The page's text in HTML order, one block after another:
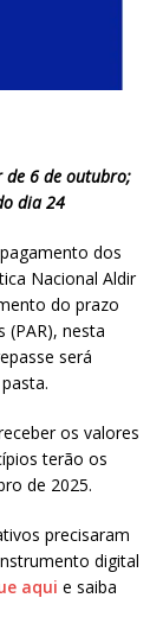
de 6 de outubro;
dia 24
dos
Nacional Aldir
do prazo
(PAR), nesta
será
os valores
terão os
de 2025.
precisaram
digital
aqui e saiba